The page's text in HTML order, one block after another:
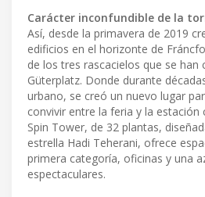
Carácter inconfundible de la
Así, desde la primavera de 2019
edificios en el horizonte de
de los tres rascacielos que se han
Güterplatz. Donde durante
urbano, se creó un nuevo lugar
convivir entre la feria y la estación
Spin Tower, de 32 plantas,
estrella Hadi Teherani, ofrece
primera categoría, oficinas y una
espectaculares.